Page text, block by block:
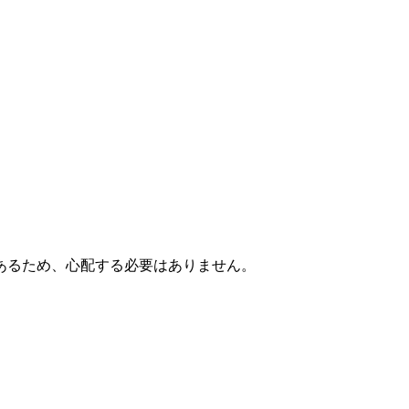
ため、心配する必要はありません。